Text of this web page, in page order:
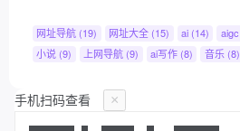
网址导航 (19) 网址大全 (15) ai (14) aigc
小说 (9) 上网导航 (9) ai写作 (8) 音乐 (8)
手机扫码查看 ×